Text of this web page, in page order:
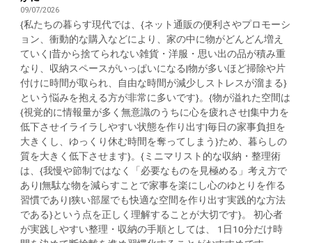
09/07/2026
{私たちの暮らす現代では、{ネット通販の便利さやプロモーシ
ョン、衝動的な購入などにより、家の中に物がどんどん増え
ていく|昔から捨てられない雑貨・洋服・思い出の品が積み重
なり、収納スペースがいっぱいになる|物が多いほど掃除や片
付けに時間が取られ、自由な時間が減少しストレスが溜まる}
という悩みを抱える方が非常に多いです}。{物が溢れた空間は
{視覚的に情報量が多く無意識のうちに心を疲れさせ|集中力を
低下させイライラしやすい状態を作り出す|毎日の家事負担を
大きくし、ゆっくり休む時間を奪ってしまう}ため、暮らしの
質を大きく低下させます}。{ミニマリスト的な収納・整理術
は、{我慢や節制ではなく「必要なものを見極める」考え方で
あり|無駄な物を減らすことで家事を楽にし心のゆとりを作る
習慣であり|狭い部屋でも快適な空間を作り出す実践的な方法
である}という点を正しく理解することが大切です}。 初心者
が実践しやすい整理・収納の手順としては、 1日10分だけ時